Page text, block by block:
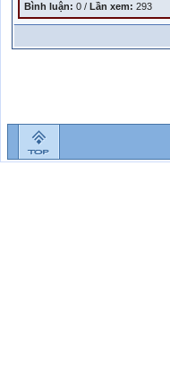
Bình luận: 0 / Lần xem: 293